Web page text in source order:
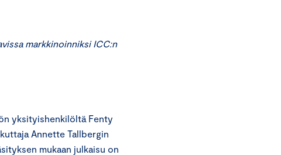
markkinoinniksi ICC:n
yksityishenkilöltä Fenty
Annette Tallbergin
mukaan julkaisu on